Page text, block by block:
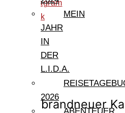
MEIN
JAHR
IN
DER
L.I.D.A.
2026
instagram
tiktok
Unser brandneuer